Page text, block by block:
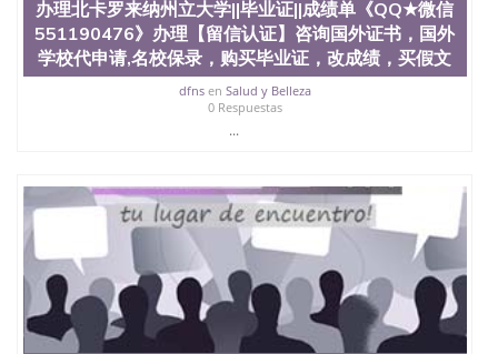
办理北卡罗来纳州立大学||毕业证||成绩单《QQ★微信
551190476》办理【留信认证】咨询国外证书，国外
学校代申请,名校保录，购买毕业证，改成绩，买假文
dfnsen Salud y Belleza
0 Respuestas
...